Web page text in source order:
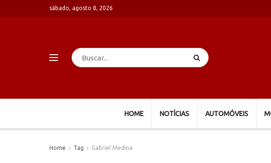
sábado, agosto 8, 2026
HOME NOTÍCIAS AUTOMÓVEIS
Home Tag Gabriel Medina